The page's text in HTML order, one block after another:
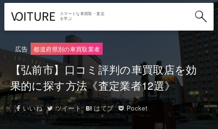
スマートな車買取・査定
を学ぶ
広告 都道府県別の車買取業者
【弘前市】口コミ評判の車買取店を効
果的に探す方法《査定業者12選》
いいね ツイート はてブ Pocket